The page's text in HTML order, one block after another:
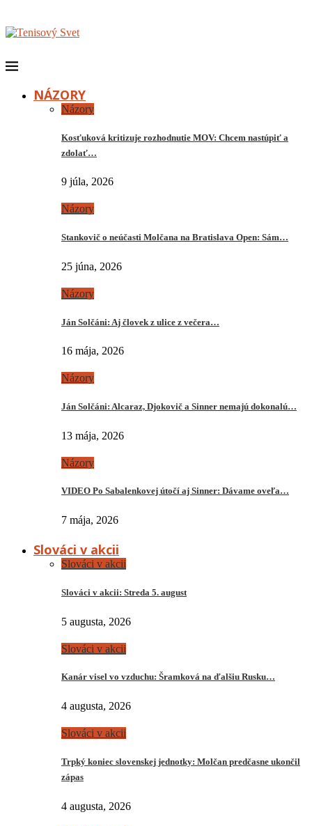
NÁZORY
Názory
Kosťuková kritizuje rozhodnutie MOV: Chcem nastúpiť a
zdolať…
9 júla, 2026
Názory
Stankovič o neúčasti Molčana na Bratislava Open: Sám…
25 júna, 2026
Názory
Ján Solčáni: Aj človek z ulice z večera…
16 mája, 2026
Názory
Ján Solčáni: Alcaraz, Djokovič a Sinner nemajú dokonalú…
13 mája, 2026
Názory
VIDEO Po Sabalenkovej útočí aj Sinner: Dávame oveľa…
7 mája, 2026
Slováci v akcii
Slováci v akcii
Slováci v akcii: Streda 5. august
5 augusta, 2026
Slováci v akcii
Kanár visel vo vzduchu: Šramková na ďalšiu Rusku…
4 augusta, 2026
Slováci v akcii
Trpký koniec slovenskej jednotky: Molčan predčasne ukončil
zápas
4 augusta, 2026